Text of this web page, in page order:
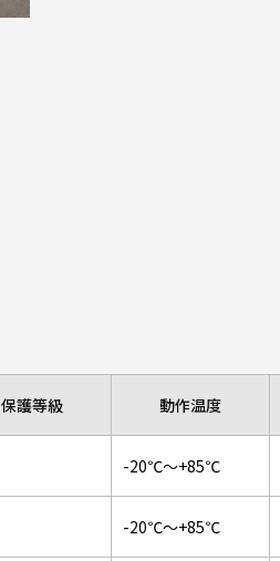
保護等級 動作温度
-20℃～+85℃
-20℃～+85℃